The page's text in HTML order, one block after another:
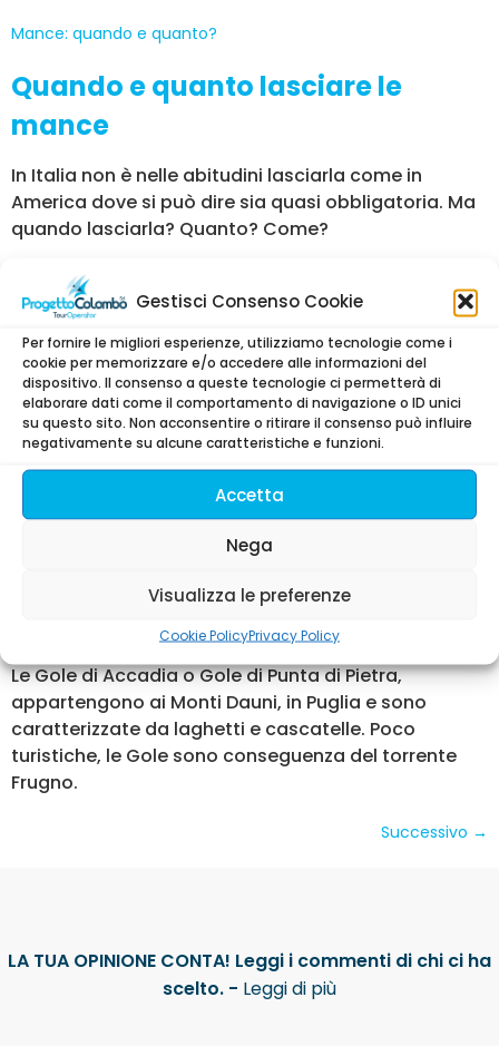
Gestisci Consenso Cookie
Per fornire le migliori esperienze, utilizziamo tecnologie come i
cookie per memorizzare e/o accedere alle informazioni del
dispositivo. Il consenso a queste tecnologie ci permetterà di
elaborare dati come il comportamento di navigazione o ID unici
su questo sito. Non acconsentire o ritirare il consenso può influire
negativamente su alcune caratteristiche e funzioni.
Accetta
Nega
Visualizza le preferenze
Cookie PolicyPrivacy Policy
Mance: quando e quanto?
Quando e quanto lasciare le
mance
In Italia non è nelle abitudini lasciarla come in
America dove si può dire sia quasi obbligatoria. Ma
quando lasciarla? Quanto? Come?
L’ infiorata di Spello
L’ INFIORATA DI SPELLO
Spello è un bellissimo borgo medievale dell’Umbria
conosciuto per “l’infiorata” evento che si svolge
durante il Corpus Domini. L’Infiorata di Spello
consiste nella realizzazione di tappeti creati con i
fiori, dei veri arazzi floreali che ricoprono le strade
del borgo.
LE GROTTE DI ACCADIA
Le Gole di Accadia o Gole di Punta di Pietra,
appartengono ai Monti Dauni, in Puglia e sono
caratterizzate da laghetti e cascatelle. Poco
turistiche, le Gole sono conseguenza del torrente
Frugno.
Successivo →
LA TUA OPINIONE CONTA! Leggi i commenti di chi ci ha
scelto. - Leggi di più